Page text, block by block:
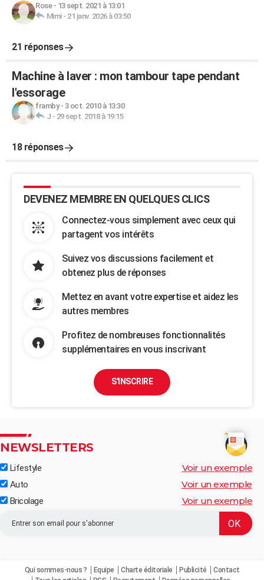
Rose- 13 sept. 2021 à 13:01
Mimi- 21 janv. 2026 à 03:50
21 réponses
Machine à laver : mon tambour tape pendant
l'essorage
framby- 3 oct. 2010 à 13:30
J - 29 sept. 2018 à 19:15
18 réponses
DEVENEZ MEMBRE EN QUELQUES CLICS
Connectez-vous simplement avec ceux qui
partagent vos intérêts
Suivez vos discussions facilement et
obtenez plus de réponses
Mettez en avant votre expertise et aidez les
autres membres
Profitez de nombreuses fonctionnalités
supplémentaires en vous inscrivant
S'INSCRIRE
NEWSLETTERS
Lifestyle Voir un exemple
Auto Voir un exemple
Bricolage Voir un exemple
Qui sommes-nous ? Equipe Charte éditoriale Publicité
Contact